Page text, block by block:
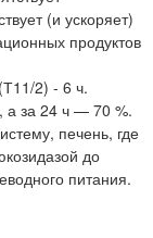
(и ускоряет)
продуктов
2) - 6 ч.
а за 24 ч — 70 %.
печень, где
до
питания.